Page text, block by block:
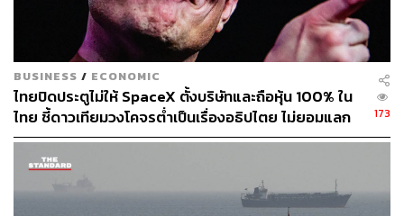
ฝ่ายสหภาพเสรีภาพพลเรือนอเมริกัน (American Civil
Liberties Union) ได้ออกมาทวีตข้อความสนับสนุนเจ้าของรถ
บรรทุกว่า “นายอำเภอ คุณไม่สามารถดำเนินคดีเรื่องนี้ได้
เพียงเพราะมันมีคำว่า ‘F**k’ อยู่”
ด้านฟอนเซกาเปิดเผยอีกว่า เธอได้ติดสติกเกอร์ดังกล่าวมา
เป็นเวลาเกือบปีแล้ว แต่ก่อนหน้านี้ไม่เคยมีปัญหาอะไร
ก่อนหน้านี้ จูลี บริสก์แมน หญิงวัย 50 ปี ต้องถูกไล่ออกจาก
งาน หลังยกนิ้วกลางใส่ขบวนรถประธานาธิบดี ซึ่งปัจจุบันมี
การระดมทุนช่วยเหลือเธอเป็นเงินมากกว่า 2.3 ล้านบาทแล้ว
BUSINESS / ECONOMIC
ไทยปิดประตูไม่ให้ SpaceX ตั้งบริษัทและถือหุ้น 100% ใน
ไทย ชี้ดาวเทียมวงโคจรต่ำเป็นเรื่องอธิปไตย ไม่ยอมแลก
ในโต๊ะเจรจาการค้า
173